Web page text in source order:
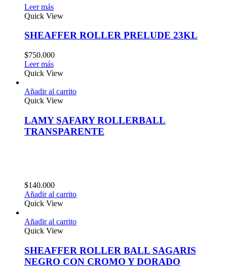
Leer más
Quick View
SHEAFFER ROLLER PRELUDE 23KL
$750.000
Leer más
Quick View
Añadir al carrito
Quick View
LAMY SAFARY ROLLERBALL
TRANSPARENTE
$140.000
Añadir al carrito
Quick View
Añadir al carrito
Quick View
SHEAFFER ROLLER BALL SAGARIS
NEGRO CON CROMO Y DORADO